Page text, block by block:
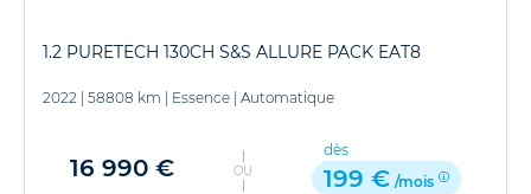
1.2 PURETECH 130CH S&S ALLURE PACK EAT8
2022 | 58808 km | Essence | Automatique
16 990 € OU
dès
199 € /mois